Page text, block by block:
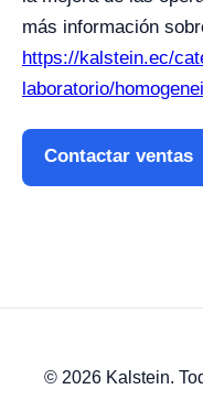
más información
https://kalstein.ec/
laboratorio/
Contactar ventas
© 2026 Kalstein.